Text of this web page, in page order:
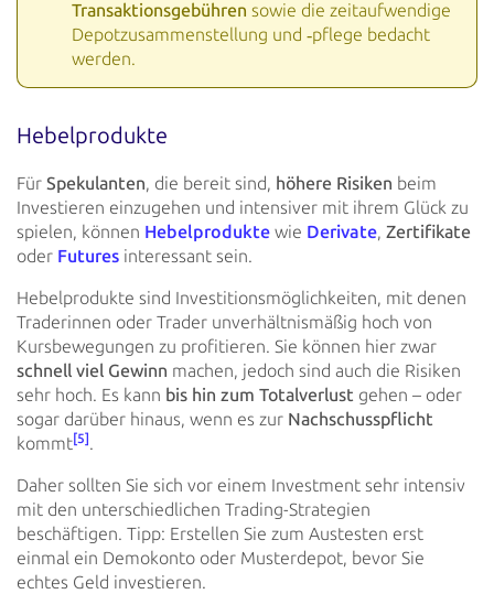
Transaktionsgebühren sowie die zeitaufwendige
Depotzusammenstellung und ‑pflege bedacht
werden.
Hebelprodukte
Für Spekulanten, die bereit sind, höhere Risiken beim
Investieren einzugehen und intensiver mit ihrem Glück zu
spielen, können Hebelprodukte wie Derivate, Zertifikate
oder Futures interessant sein.
Hebelprodukte sind Investitionsmöglichkeiten, mit denen
Traderinnen oder Trader unverhältnismäßig hoch von
Kursbewegungen zu profitieren. Sie können hier zwar
schnell viel Gewinn machen, jedoch sind auch die Risiken
sehr hoch. Es kann bis hin zum Totalverlust gehen – oder
sogar darüber hinaus, wenn es zur Nachschusspflicht
kommt[5] .
Daher sollten Sie sich vor einem Investment sehr intensiv
mit den unterschiedlichen Trading-Strategien
beschäftigen. Tipp: Erstellen Sie zum Austesten erst
einmal ein Demokonto oder Musterdepot, bevor Sie
echtes Geld investieren.